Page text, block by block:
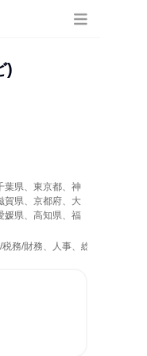
)
葉県、東京都、神
賀県、京都府、大
媛県、高知県、福
務/財務、人事、総務、法務/